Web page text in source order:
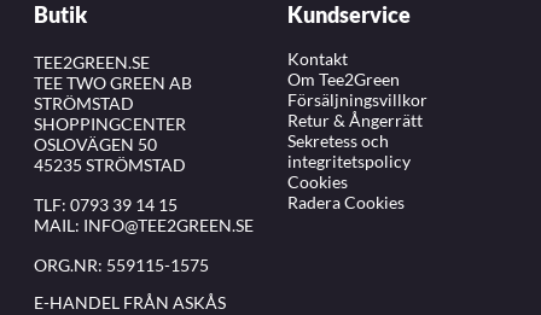
Butik
TEE2GREEN.SE
TEE TWO GREEN AB
STRÖMSTAD
SHOPPINGCENTER
OSLOVÄGEN 50
45235 STRÖMSTAD
TLF: 0793 39 14 15
MAIL: INFO@TEE2GREEN.SE
ORG.NR: 559115-1575
E-HANDEL FRÅN ASKÅS
Kundservice
Kontakt
Om Tee2Green
Försäljningsvillkor
Retur & Ångerrätt
Sekretess och
integritetspolicy
Cookies
Radera Cookies